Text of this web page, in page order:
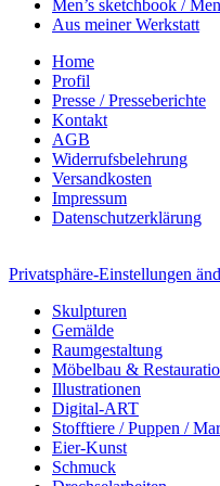
Men’s sketchbook /
Aus meiner Werkstatt
Home
Profil
Presse / Presseberichte
Kontakt
AGB
Widerrufsbelehrung
Versandkosten
Impressum
Datenschutzerklärung
Privatsphäre-Einstellungen
Skulpturen
Gemälde
Raumgestaltung
Möbelbau &
Illustrationen
Digital-ART
Stofftiere / Puppen /
Eier-Kunst
Schmuck